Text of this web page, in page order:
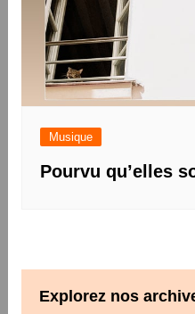
Musique
Pourvu qu’elles
Explorez nos